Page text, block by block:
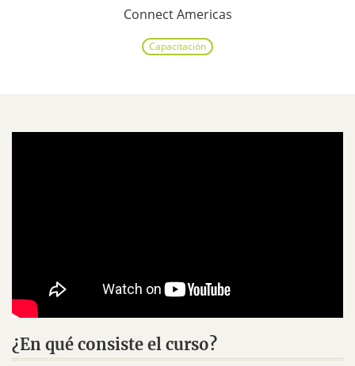
Connect Americas
Capacitación
¿En qué consiste el curso?